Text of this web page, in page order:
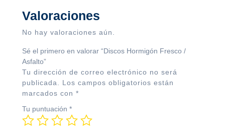
Valoraciones
No hay valoraciones aún.
Sé el primero en valorar “Discos Hormigón Fresco /
Asfalto”
Tu dirección de correo electrónico no será
publicada.
Los campos obligatorios están
marcados con *
Tu puntuación *